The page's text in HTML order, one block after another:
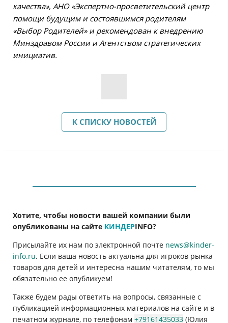
качества», АНО «Экспертно-просветительский центр
помощи будущим и состоявшимся родителям
«Выбор Родителей» и рекомендован к внедрению
Минздравом России и Агентством стратегических
инициатив.
К СПИСКУ НОВОСТЕЙ
Хотите, чтобы новости вашей компании были
опубликованы на сайте КИНДЕРINFO?
Присылайте их нам по электронной почте news@kinder-
info.ru. Если ваша новость актуальна для игроков рынка
товаров для детей и интересна нашим читателям, то мы
обязательно ее опубликуем!
Также будем рады ответить на вопросы, связанные с
публикацией информационных материалов на сайте и в
печатном журнале, по телефонам +79161435033 (Юлия